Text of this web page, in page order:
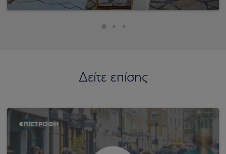
Δείτε επίσης
€ΠΙΣΤΡΟΦΗ